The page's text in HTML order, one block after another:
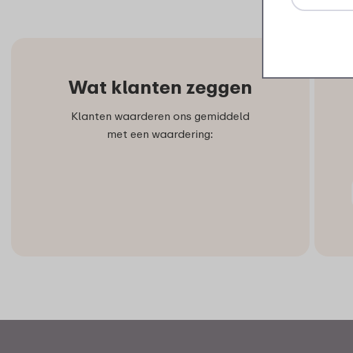
Wat klanten zeggen
Klanten waarderen ons gemiddeld
met een waardering: